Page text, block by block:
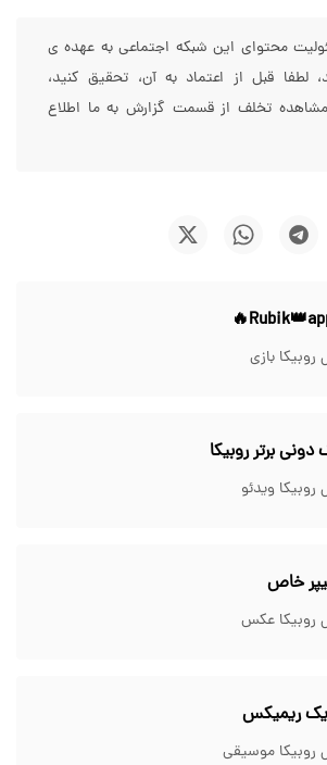
محتوای این شبکه اجتماعی به عهده ی
قبل از اعتماد به آن، تحقیق کنید،
تخلف از قسمت گزارش به ما اطلاع
روبیکا بازی
دونی برتر روبیکا
روبیکا ویدئو
خاص
روبیکا عکس
ریمیکس
روبیکا موسیقی